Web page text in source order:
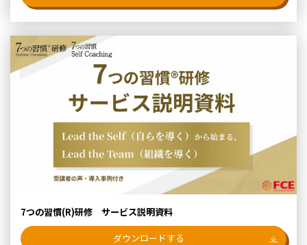
7つの習慣(R)研修 サービス説明資料
ダウンロードする